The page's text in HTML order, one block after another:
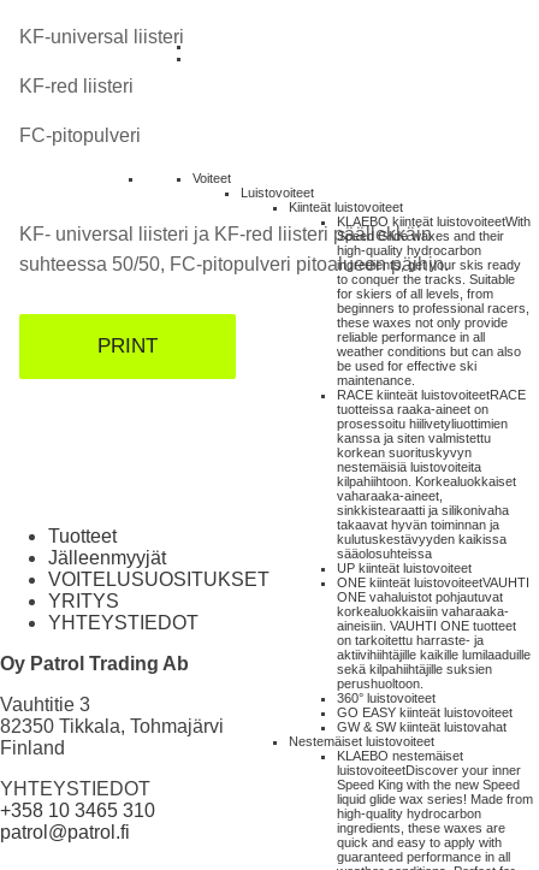
Voiteet
Luistovoiteet
Kiinteät luistovoiteet
KLAEBO kiinteät luistovoiteetWith
Speed Glide waxes and their
high-quality hydrocarbon
ingredients, get your skis ready
to conquer the tracks. Suitable
for skiers of all levels, from
beginners to professional racers,
these waxes not only provide
reliable performance in all
weather conditions but can also
be used for effective ski
maintenance.
RACE kiinteät luistovoiteetRACE
tuotteissa raaka-aineet on
prosessoitu hiilivetyliuottimien
kanssa ja siten valmistettu
korkean suorituskyvyn
nestemäisiä luistovoiteita
kilpahiihtoon. Korkealuokkaiset
vaharaaka-aineet,
sinkkistearaatti ja silikonivaha
takaavat hyvän toiminnan ja
kulutuskestävyyden kaikissa
sääolosuhteissa
UP kiinteät luistovoiteet
ONE kiinteät luistovoiteetVAUHTI
ONE vahaluistot pohjautuvat
korkealuokkaisiin vaharaaka-
aineisiin. VAUHTI ONE tuotteet
on tarkoitettu harraste- ja
aktiivihiihtäjille kaikille lumilaaduille
sekä kilpahiihtäjille suksien
perushuoltoon.
360° luistovoiteet
GO EASY kiinteät luistovoiteet
GW & SW kiinteät luistovahat
Nestemäiset luistovoiteet
KLAEBO nestemäiset
luistovoiteetDiscover your inner
Speed King with the new Speed
liquid glide wax series! Made from
high-quality hydrocarbon
ingredients, these waxes are
quick and easy to apply with
guaranteed performance in all
KF-universal liisteri
KF-red liisteri
FC-pitopulveri
KF- universal liisteri ja KF-red liisteri päällekkäin
suhteessa 50/50, FC-pitopulveri pitoalueen päihin.
PRINT
Tuotteet
Jälleenmyyjät
VOITELUSUOSITUKSET
YRITYS
YHTEYSTIEDOT
Oy Patrol Trading Ab
Vauhtitie 3
82350 Tikkala, Tohmajärvi
Finland
YHTEYSTIEDOT
+358 10 3465 310
patrol@patrol.fi